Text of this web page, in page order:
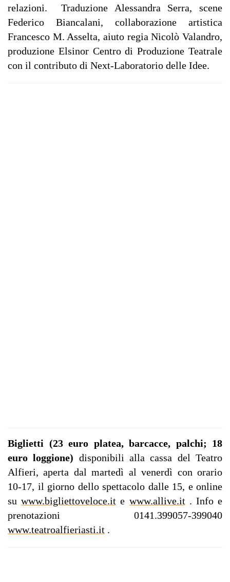
relazioni.Traduzione Alessandra Serra, scene
Federico Biancalani, collaborazione artistica
Francesco M. Asselta, aiuto regia Nicolò Valandro,
produzione Elsinor Centro di Produzione Teatrale
con il contributo di Next-Laboratorio delle Idee.
Biglietti (23 euro platea, barcacce, palchi; 18
euro loggione) disponibili alla cassa del Teatro
Alfieri, aperta dal martedì al venerdì con orario
10-17, il giorno dello spettacolo dalle 15, e online
suwww.bigliettoveloce.it e www.allive.it. Info e
prenotazioni 0141.399057-399040
www.teatroalfieriasti.it .